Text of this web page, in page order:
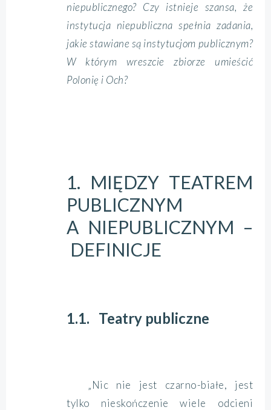
niepublicznego? Czy istnieje szansa, że
instytucja niepubliczna spełnia zadania,
jakie stawiane są instytucjom publicznym?
W którym wreszcie zbiorze umieścić
Polonię i Och?
1. MIĘDZY TEATREM
PUBLICZNYM
A NIEPUBLICZNYM –
DEFINICJE
1.1. Teatry publiczne
„Nic nie jest czarno-białe, jest
tylko nieskończenie wiele odcieni